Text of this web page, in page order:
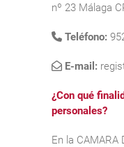
nº 23 Málaga
Teléfono:
E-mail:
¿Con qué
personales?
En la CAMARA